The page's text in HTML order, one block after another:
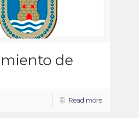
de
Read more